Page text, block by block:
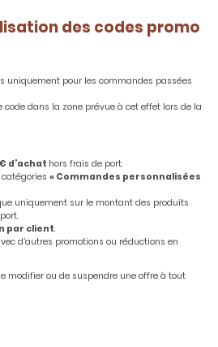
des codes promo
uniquement pour les commandes passées
code dans la zone prévue à cet effet lors de la
d’achat hors frais de port.
« Commandes personnalisées
uniquement sur le montant des produits
par client.
d’autres promotions ou réductions en
modifier ou de suspendre une offre à tout